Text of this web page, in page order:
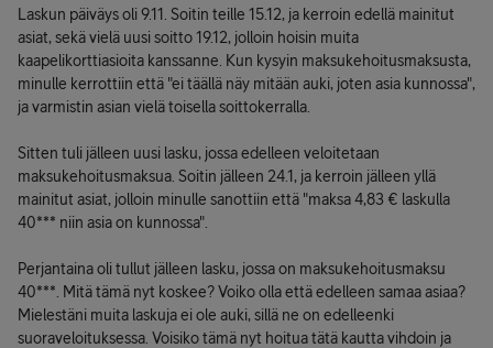
Laskun päiväys oli 9.11. Soitin teille 15.12, ja kerroin edellä mainitut
asiat, sekä vielä uusi soitto 19.12, jolloin hoisin muita
kaapelikorttiasioita kanssanne. Kun kysyin maksukehoitusmaksusta,
minulle kerrottiin että "ei täällä näy mitään auki, joten asia kunnossa",
ja varmistin asian vielä toisella soittokerralla.
Sitten tuli jälleen uusi lasku, jossa edelleen veloitetaan
maksukehoitusmaksua. Soitin jälleen 24.1, ja kerroin jälleen yllä
mainitut asiat, jolloin minulle sanottiin että "maksa 4,83 € laskulla
40*** niin asia on kunnossa".
Perjantaina oli tullut jälleen lasku, jossa on maksukehoitusmaksu
40***. Mitä tämä nyt koskee? Voiko olla että edelleen samaa asiaa?
Mielestäni muita laskuja ei ole auki, sillä ne on edelleenki
suoraveloituksessa. Voisiko tämä nyt hoitua tätä kautta vihdoin ja